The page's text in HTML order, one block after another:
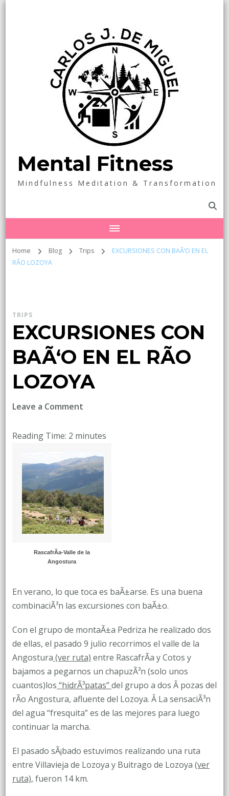
Mental Fitness
Mindfulness Meditation & Transformation
Home Blog Trips
EXCURSIONES CON BAÃ‘O EN EL
RÃO LOZOYA
TRIPS
EXCURSIONES CON
BAÃ‘O EN EL RÃO
LOZOYA
Leave a Commenton
CON
EN
EL
RÃO
LOZOYA
Reading Time: 2 minutes
RascafrÃ­a-Valle de la
Angostura
En verano, lo que toca es baÃ±arse. Es una buena
combinaciÃ³n las excursiones con baÃ±o.
Con el grupo de montaÃ±a Pedriza he realizado dos
de ellas, el pasado 9 julio recorrimos el valle de la
Angostura (ver ruta) entre RascafrÃ­a y Cotos y
bajamos a pegarnos un chapuzÃ³n (solo unos
cuantos)los “hidrÃ³patas”del grupo a dos Â pozas del
rÃ­o Angostura, afluente del Lozoya. Â La sensaciÃ³n
del agua “fresquita” es de las mejores para luego
continuar la marcha.
El pasado sÃ¡bado estuvimos realizando una ruta
entre Villavieja de Lozoya y Buitrago de Lozoya (ver
ruta), fueron 14 km.